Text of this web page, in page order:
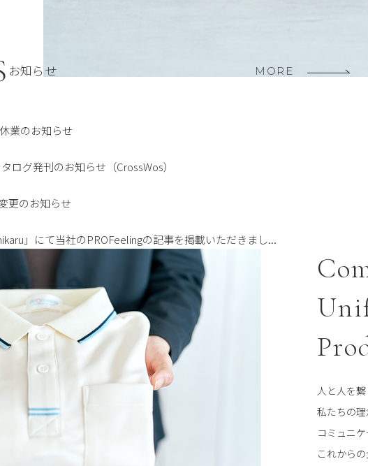
お知らせ MORE
業のお知らせ
ログ発刊のお知らせ（CrossWos）
更のお知らせ
」にて当社のPROFeelingの記事を掲載いただきまし...
人と人を
私たちの理
コミュニケ
これから